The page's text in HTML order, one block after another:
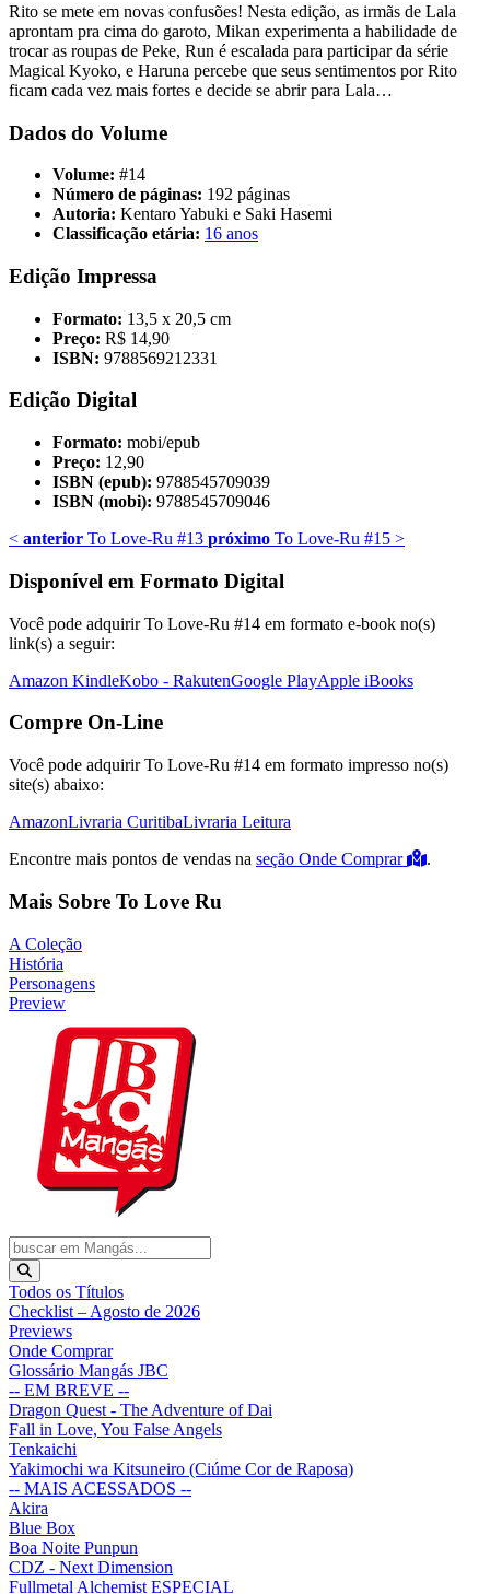
Rito se mete em novas confusões! Nesta edição, as irmãs de Lala
aprontam pra cima do garoto, Mikan experimenta a habilidade de
trocar as roupas de Peke, Run é escalada para participar da série
Magical Kyoko, e Haruna percebe que seus sentimentos por Rito
ficam cada vez mais fortes e decide se abrir para Lala…
Dados do Volume
Volume: #14
Número de páginas: 192 páginas
Autoria: Kentaro Yabuki e Saki Hasemi
Classificação etária: 16 anos
Edição Impressa
Formato: 13,5 x 20,5 cm
Preço: R$ 14,90
ISBN: 9788569212331
Edição Digital
Formato: mobi/epub
Preço: 12,90
ISBN (epub): 9788545709039
ISBN (mobi): 9788545709046
< anterior To Love-Ru #13 próximo To Love-Ru #15 >
Disponível em Formato Digital
Você pode adquirir To Love-Ru #14 em formato e-book no(s)
link(s) a seguir:
Amazon KindleKobo - RakutenGoogle PlayApple iBooks
Compre On-Line
Você pode adquirir To Love-Ru #14 em formato impresso no(s)
site(s) abaixo:
AmazonLivraria CuritibaLivraria Leitura
Encontre mais pontos de vendas na seção Onde Comprar .
Mais Sobre To Love Ru
A Coleção
História
Personagens
Preview
Todos os Títulos
Checklist – Agosto de 2026
Previews
Onde Comprar
Glossário Mangás JBC
-- EM BREVE --
Dragon Quest - The Adventure of Dai
Fall in Love, You False Angels
Tenkaichi
Yakimochi wa Kitsuneiro (Ciúme Cor de Raposa)
-- MAIS ACESSADOS --
Akira
Blue Box
Boa Noite Punpun
CDZ - Next Dimension
Fullmetal Alchemist ESPECIAL